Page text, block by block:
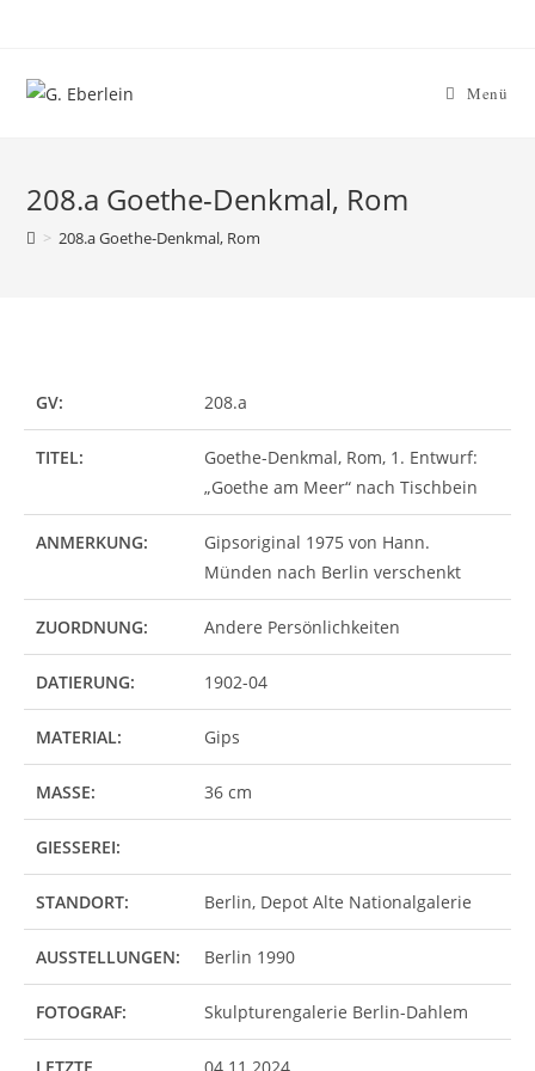
Menü
208.a Goethe-Denkmal, Rom
> 208.a Goethe-Denkmal, Rom
GV: 208.a
TITEL:
Goethe-Denkmal, Rom, 1. Entwurf:
„Goethe am Meer“ nach Tischbein
ANMERKUNG:
Gipsoriginal 1975 von Hann.
Münden nach Berlin verschenkt
ZUORDNUNG: Andere Persönlichkeiten
DATIERUNG: 1902-04
MATERIAL: Gips
MASSE: 36 cm
GIESSEREI:
STANDORT: Berlin, Depot Alte Nationalgalerie
AUSSTELLUNGEN: Berlin 1990
FOTOGRAF: Skulpturengalerie Berlin-Dahlem